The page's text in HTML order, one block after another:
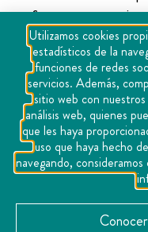
ofrece una
cuando visites este
elementos visuales
platillos y la mezcla
cuidadosamente
flores que visten al
Hacienda La
sentidos van a
alargar la plática de
Utilizamos cookies
estadísticos de la
funciones de redes
servicios. Además,
sitio web con
análisis web, quienes
que les haya
uso que haya hecho
navegando,